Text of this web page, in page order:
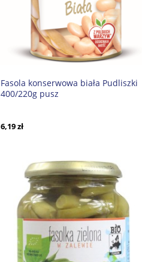
Fasola konserwowa biała Pudliszki
400/220g pusz
6,19 zł